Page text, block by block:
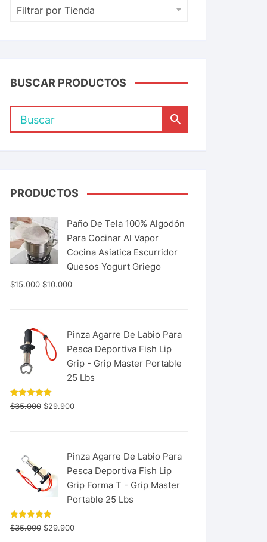
Filtrar por Tienda
BUSCAR PRODUCTOS
PRODUCTOS
Paño De Tela 100% Algodón
Para Cocinar Al Vapor
Cocina Asiatica Escurridor
Quesos Yogurt Griego
$15.000 $10.000
Pinza Agarre De Labio Para
Pesca Deportiva Fish Lip
Grip - Grip Master Portable
25 Lbs
Valorado
con 5.00
$35.000 $29.900
Pinza Agarre De Labio Para
Pesca Deportiva Fish Lip
Grip Forma T - Grip Master
Portable 25 Lbs
Valorado
con 5.00
$35.000 $29.900